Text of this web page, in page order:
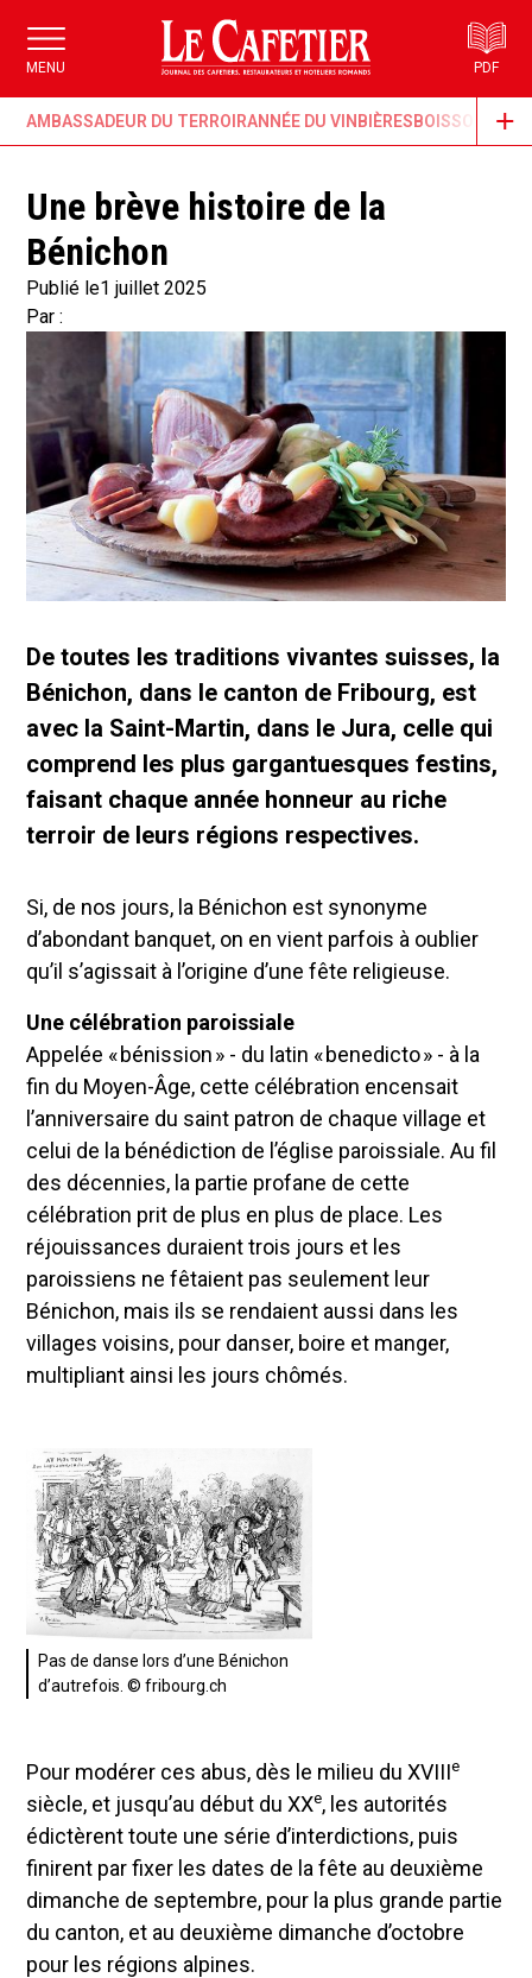
MENU PDF
AMBASSADEUR DU TERROIRANNÉE DU VINBIÈRESBOISSONS &
Une brève histoire de la
Bénichon
Publié le1 juillet 2025
Par :
De toutes les traditions vivantes suisses, la
Bénichon, dans le canton de Fribourg, est
avec la Saint-Martin, dans le Jura, celle qui
comprend les plus gargantuesques festins,
faisant chaque année honneur au riche
terroir de leurs régions respectives.
Si, de nos jours, la Bénichon est synonyme
d’abondant banquet, on en vient parfois à oublier
qu’il s’agissait à l’origine d’une fête religieuse.
Une célébration paroissiale
Appelée « bénission » - du latin « benedicto » - à la
fin du Moyen-Âge, cette célébration encensait
l’anniversaire du saint patron de chaque village et
celui de la bénédiction de l’église paroissiale. Au fil
des décennies, la partie profane de cette
célébration prit de plus en plus de place. Les
réjouissances duraient trois jours et les
paroissiens ne fêtaient pas seulement leur
Bénichon, mais ils se rendaient aussi dans les
villages voisins, pour danser, boire et manger,
multipliant ainsi les jours chômés.
Pas de danse lors d’une Bénichon
d’autrefois. © fribourg.ch
Pour modérer ces abus, dès le milieu du XVIIIe
siècle, et jusqu’au début du XXe, les autorités
édictèrent toute une série d’interdictions, puis
finirent par fixer les dates de la fête au deuxième
dimanche de septembre, pour la plus grande partie
du canton, et au deuxième dimanche d’octobre
pour les régions alpines.